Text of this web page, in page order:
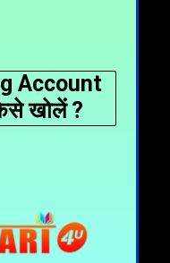
Account
खोलें ?